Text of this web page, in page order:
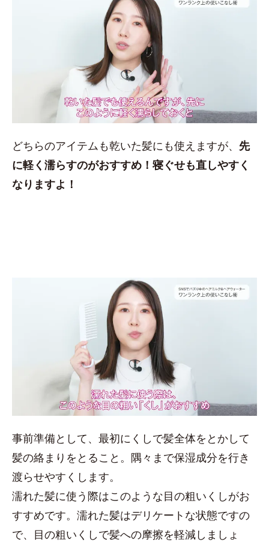
どちらのアイテムも乾いた髪にも使えますが、 先
に軽く濡らすのがおすすめ！寝ぐせも直しやすく
なりますよ！
事前準備として、最初にくしで髪全体をとかして
髪の絡まりをとること。隅々まで保湿成分を行き
渡らせやすくします。
濡れた髪に使う際はこのような目の粗いくしがお
すすめです。濡れた髪はデリケートな状態ですの
で、目の粗いくしで髪への摩擦を軽減しましょ